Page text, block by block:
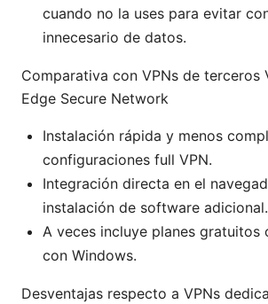
cuando no la uses para evitar
innecesario de datos.
Comparativa con VPNs de terceros
Edge Secure Network
Instalación rápida y menos
configuraciones full VPN.
Integración directa en el
instalación de software adicional.
A veces incluye planes gratuitos
con Windows.
Desventajas respecto a VPNs